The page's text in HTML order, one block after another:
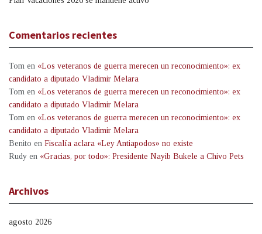
Comentarios recientes
Tom en «Los veteranos de guerra merecen un reconocimiento»: ex
candidato a diputado Vladimir Melara
Tom en «Los veteranos de guerra merecen un reconocimiento»: ex
candidato a diputado Vladimir Melara
Tom en «Los veteranos de guerra merecen un reconocimiento»: ex
candidato a diputado Vladimir Melara
Benito en Fiscalía aclara «Ley Antiapodos» no existe
Rudy en «Gracias, por todo»: Presidente Nayib Bukele a Chivo Pets
Archivos
agosto 2026